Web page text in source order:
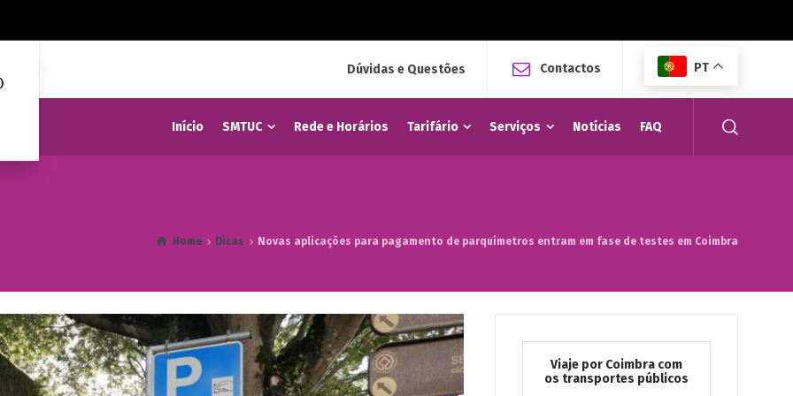
Dúvidas e Questões Contactos PT
Início SMTUC Rede e Horários Tarifário Serviços Notícias FAQ
Home Dicas Novas aplicações para pagamento de parquímetros entram em fase de testes em Coimbra
Viaje por Coimbra com
os transportes públicos